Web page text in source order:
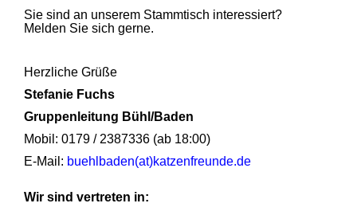
Sie sind an unserem Stammtisch interessiert?
Melden Sie sich gerne.
Herzliche Grüße
Stefanie Fuchs
Gruppenleitung Bühl/Baden
Mobil: 0179 / 2387336 (ab 18:00)
E-Mail: buehlbaden(at)katzenfreunde.de
Wir sind vertreten in: